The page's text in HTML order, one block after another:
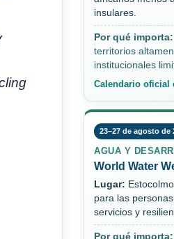
insulares.
Por qué importa:
territorios
institucionales
Calendario oficial
23–27 de agosto de
AGUA Y
World Water
Lugar:
para las
servicios y
Por qué importa: